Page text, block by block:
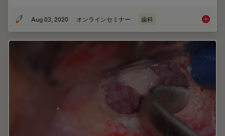
Aug 03, 2020 オンラインセミナー 歯科 From